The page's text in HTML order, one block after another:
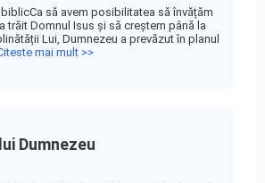
să avem posibilitatea să învățăm
trăit Domnul Isus și să creștem până la
Lui, Dumnezeu a prevăzut în planul
mai mult >>
Dumnezeu